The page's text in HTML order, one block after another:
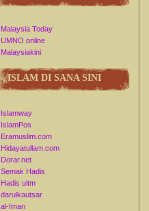
Malaysia Today
UMNO online
Malaysiakini
ISLAM DI SANA SINI
Islamway
IslamPos
Eramuslim.com
Hidayatullam.com
Dorar.net
Semak Hadis
Hadis uitm
darulkautsar
al-Iman